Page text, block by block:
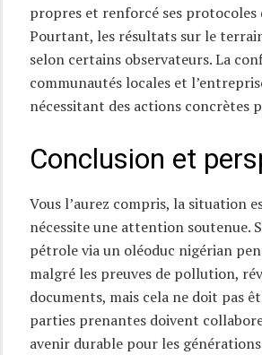
propres et renforcé ses protocoles
Pourtant, les résultats sur le
selon certains observateurs. La
communautés locales et
nécessitant des actions concrètes
Conclusion et
Vous l’aurez compris, la situation
nécessite une attention soutenue.
pétrole via un oléoduc nigérian
malgré les preuves de pollution,
documents, mais cela ne doit pas
parties prenantes doivent
avenir durable pour les